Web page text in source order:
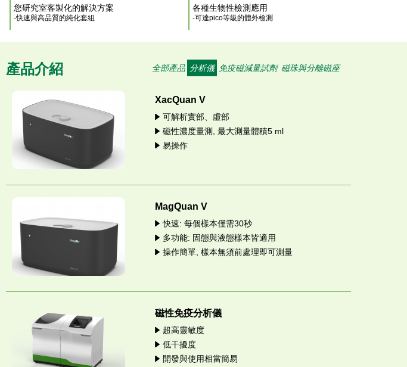
您研究室客製化的解決方案
-快速與高品質的純化套組
各種生物性檢測應用
-可達pico等級的體外檢測
產品介紹 全部產品 分析儀 免疫磁減量試劑 磁珠與分離磁座
XacQuan V
可解析實部、虛部
磁性濃度量測, 最大測量體積5 ml
易操作
MagQuan V
快速: 每個樣本僅需30秒
多功能: 固態與液態樣本皆適用
操作簡單, 樣本無須前處理即可測量
磁性免疫分析儀
超高靈敏度
低干擾度
開發與使用相當簡易